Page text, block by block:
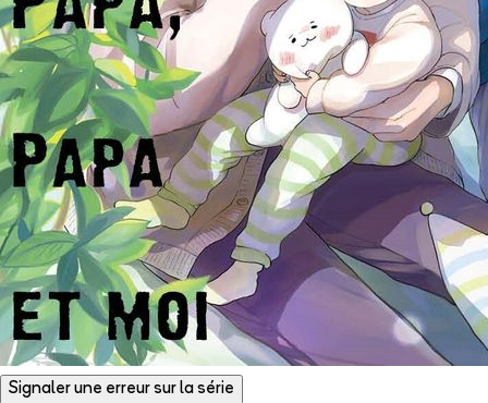
Signaler une erreur sur la série